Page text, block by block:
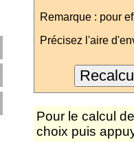
Remarque : pour
Précisez l'aire
Pour le calcul
choix puis